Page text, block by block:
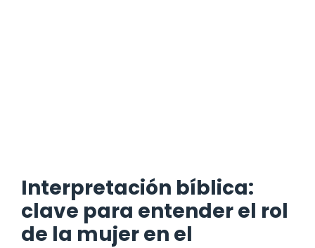
Interpretación bíblica:
clave para entender el rol
de la mujer en el